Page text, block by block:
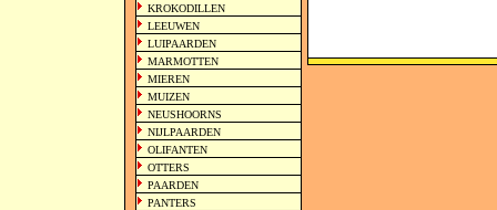
KROKODILLEN
LEEUWEN
LUIPAARDEN
MARMOTTEN
MIEREN
MUIZEN
NEUSHOORNS
NIJLPAARDEN
OLIFANTEN
OTTERS
PAARDEN
PANTERS